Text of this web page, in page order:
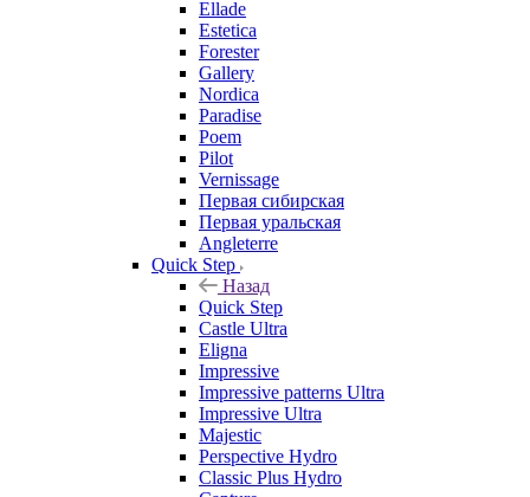
Ellade
Estetica
Forester
Gallery
Nordica
Paradise
Poem
Pilot
Vernissage
Первая сибирская
Первая уральская
Angleterre
Quick Step
Назад
Quick Step
Castle Ultra
Eligna
Impressive
Impressive patterns Ultra
Impressive Ultra
Majestic
Perspective Hydro
Classic Plus Hydro